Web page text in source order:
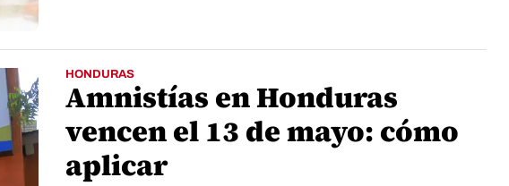
HONDURAS
Amnistías en Honduras
vencen el 13 de mayo: cómo
aplicar